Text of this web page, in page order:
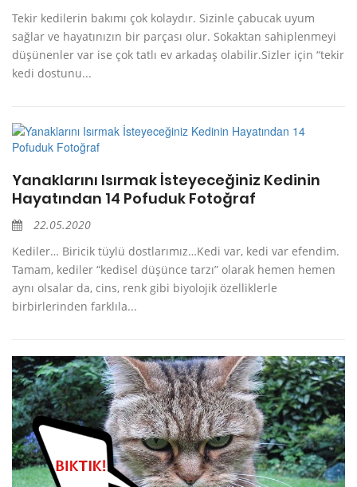
Tekir kedilerin bakımı çok kolaydır. Sizinle çabucak uyum
sağlar ve hayatınızın bir parçası olur. Sokaktan sahiplenmeyi
düşünenler var ise çok tatlı ev arkadaş olabilir.Sizler için “tekir
kedi dostunu...
Yanaklarını Isırmak İsteyeceğiniz Kedinin
Hayatından 14 Pofuduk Fotoğraf
22.05.2020
Kediler… Biricik tüylü dostlarımız…Kedi var, kedi var efendim.
Tamam, kediler “kedisel düşünce tarzı” olarak hemen hemen
aynı olsalar da, cins, renk gibi biyolojik özelliklerle
birbirlerinden farklıla...